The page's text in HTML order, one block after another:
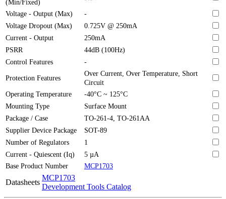
(Min/Fixed)
Voltage - Output (Max)
-
Voltage Dropout (Max)
0.725V @ 250mA
Current - Output
250mA
PSRR
44dB (100Hz)
Control Features
-
Protection Features
Over Current, Over Temperature, Short
Circuit
Operating Temperature
-40°C ~ 125°C
Mounting Type
Surface Mount
Package / Case
TO-261-4, TO-261AA
Supplier Device Package
SOT-89
Number of Regulators
1
Current - Quiescent (Iq)
5 µA
Base Product Number
MCP1703
Datasheets
MCP1703
Development Tools Catalog